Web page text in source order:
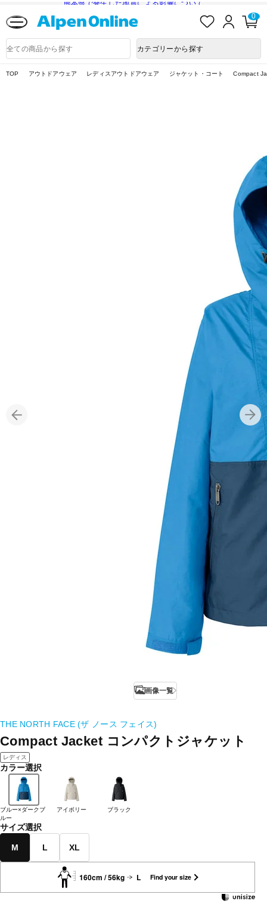
熊本県で発生した地震による影響について
入
ロ
ン
0
品
検
カテゴリーから探す
TOP アウトドアウェア レディスアウトドアウェア ジャケット・コート Compact
画像一覧
THE NORTH FACE (ザ ノース フェイス)
Compact Jacket コンパクトジャケット
レディス
カラー選択
ブルー×ダークブ
ルー
アイボリー ブラック
サイズ選択
M L XL
160cm / 56kg L Find your size